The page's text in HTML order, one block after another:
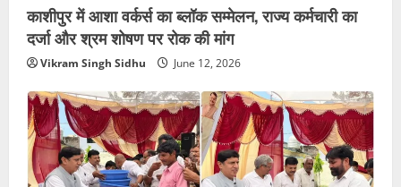
काशीपुर में आशा वर्कर्स का ब्लॉक सम्मेलन, राज्य कर्मचारी का
दर्जा और श्रम शोषण पर रोक की मांग
Vikram Singh Sidhu June 12, 2026